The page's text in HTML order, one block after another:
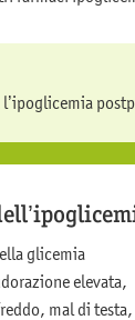
glicemia
elevata,
mal di testa,